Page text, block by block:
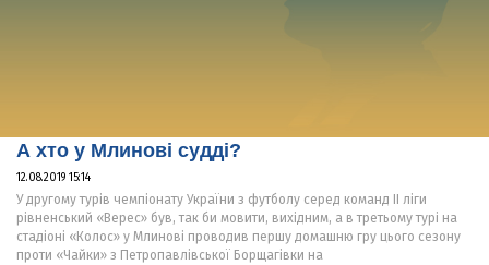
А хто у Млинові судді?
12.08.2019 15:14
У другому турів чемпіонату України з футболу серед команд II ліги
рівненський «Верес» був, так би мовити, вихідним, а в третьому турі на
стадіоні «Колос» у Млинові проводив першу домашню гру цього сезону
проти «Чайки» з Петропавлівської Борщагівки на